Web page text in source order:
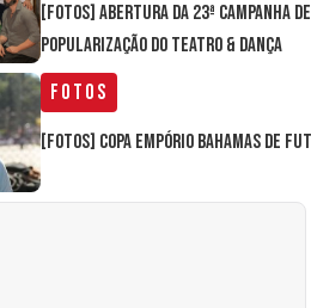
[FOTOS] Abertura da 23ª Campanha de
Popularização do Teatro & Dança
Fotos
[FOTOS] Copa Empório Bahamas de